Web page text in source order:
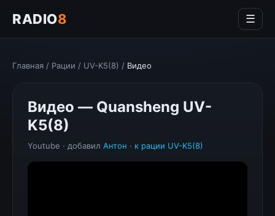
RADIO8 ☰
Главная / Рации / UV-K5(8) / Видео
Видео — Quansheng UV-
K5(8)
Youtube · добавил Антон · к рации UV-K5(8)